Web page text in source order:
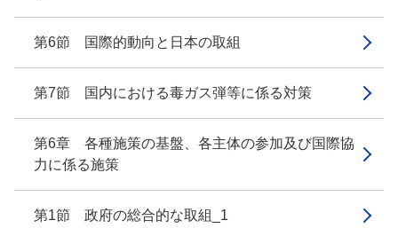
第6節 国際的動向と日本の取組
第7節 国内における毒ガス弾等に係る対策
第6章 各種施策の基盤、各主体の参加及び国際協
力に係る施策
第1節 政府の総合的な取組_1